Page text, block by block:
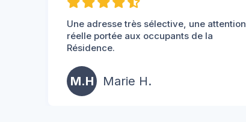
Une adresse très sélective, une attention
réelle portée aux occupants de la
Résidence.
M.H Marie H.